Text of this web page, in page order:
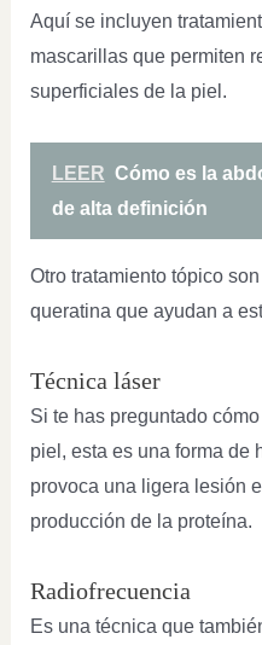
Aquí se incluyen
mascarillas que permiten
superficiales de la piel.
LEER Cómo es la
de alta definición
Otro tratamiento tópico
queratina que ayudan a
Técnica láser
Si te has preguntado
piel, esta es una forma de
provoca una ligera lesión
producción de la proteína.
Radiofrecuencia
Es una técnica que